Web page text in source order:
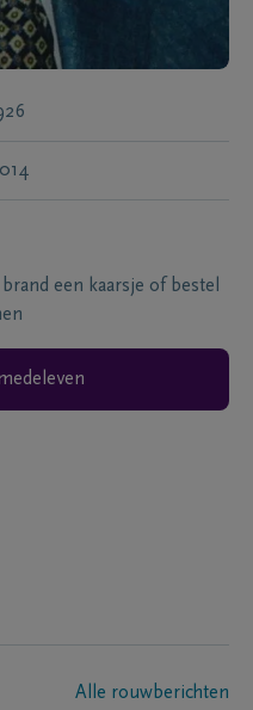
een kaarsje of bestel
Alle rouwberichten